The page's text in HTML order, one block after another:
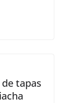
tapas